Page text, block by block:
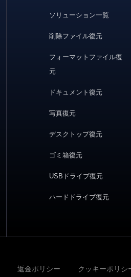
ソリューション一覧
削除ファイル復元
フォーマットファイル復
元
ドキュメント復元
写真復元
デスクトップ復元
ゴミ箱復元
USBドライブ復元
ハードドライブ復元
返金ポリシー クッキーポリシ